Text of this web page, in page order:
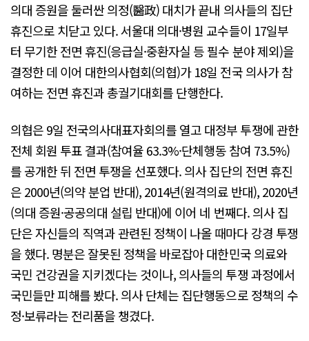
의대 증원을 둘러싼 의정(醫政) 대치가 끝내 의사들의 집단
휴진으로 치닫고 있다. 서울대 의대·병원 교수들이 17일부
터 무기한 전면 휴진(응급실·중환자실 등 필수 분야 제외)을
결정한 데 이어 대한의사협회(의협)가 18일 전국 의사가 참
여하는 전면 휴진과 총궐기대회를 단행한다.
의협은 9일 전국의사대표자회의를 열고 대정부 투쟁에 관한
전체 회원 투표 결과(참여율 63.3%·단체행동 참여 73.5%)
를 공개한 뒤 전면 투쟁을 선포했다. 의사 집단의 전면 휴진
은 2000년(의약 분업 반대), 2014년(원격의료 반대), 2020년
(의대 증원·공공의대 설립 반대)에 이어 네 번째다. 의사 집
단은 자신들의 직역과 관련된 정책이 나올 때마다 강경 투쟁
을 했다. 명분은 잘못된 정책을 바로잡아 대한민국 의료와
국민 건강권을 지키겠다는 것이나, 의사들의 투쟁 과정에서
국민들만 피해를 봤다. 의사 단체는 집단행동으로 정책의 수
정·보류라는 전리품을 챙겼다.